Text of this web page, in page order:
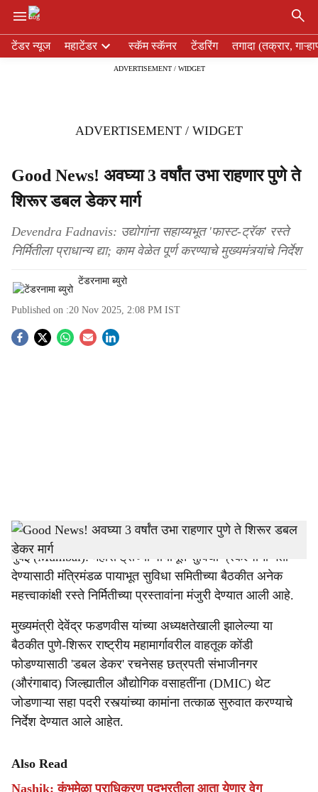
e
टेंडर न्यूज महाटेंडर स्कॅम स्कॅनर टेंडरिंग तगादा (तक्रार,
ADVERTISEMENT / WIDGET
ADVERTISEMENT / WIDGET
Good News! अवघ्या 3 वर्षांत उभा राहणार पुणे ते
शिरूर डबल डेकर मार्ग
Devendra Fadnavis: उद्योगांना सहाय्यभूत 'फास्ट-ट्रॅक' रस्ते
निर्मितीला प्राधान्य द्या; काम वेळेत पूर्ण करण्याचे मुख्यमंत्र्यांचे निर्देश
टेंडरनामा ब्युरो
Published on :20 Nov 2025, 2:08 PM IST
S
h
a
r
e
Pune Shirur Double Decker Flyover -Tendernama
मुंबई (Mumbai): महाराष्ट्राच्या पायाभूत सुविधा प्रकल्पांना गती
देण्यासाठी मंत्रिमंडळ पायाभूत सुविधा समितीच्या बैठकीत अनेक
महत्त्वाकांक्षी रस्ते निर्मितीच्या प्रस्तावांना मंजुरी देण्यात आली आहे.
मुख्यमंत्री देवेंद्र फडणवीस यांच्या अध्यक्षतेखाली झालेल्या या
बैठकीत पुणे-शिरूर राष्ट्रीय महामार्गावरील वाहतूक कोंडी
फोडण्यासाठी 'डबल डेकर' रचनेसह छत्रपती संभाजीनगर
(औरंगाबाद) जिल्ह्यातील औद्योगिक वसाहतींना (DMIC) थेट
जोडणाऱ्या सहा पदरी रस्त्यांच्या कामांना तत्काळ सुरुवात करण्याचे
निर्देश देण्यात आले आहेत.
Also Read
Nashik: कुंभमेळा प्राधिकरण पदभरतीला आता येणार वेग